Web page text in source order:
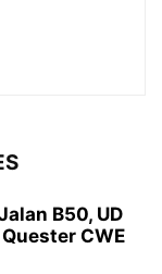
B50, UD
CWE